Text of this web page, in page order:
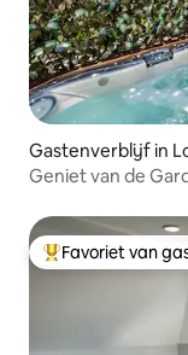
Gastenverblijf in
Geniet van de
Topfavoriet van
Favoriet van